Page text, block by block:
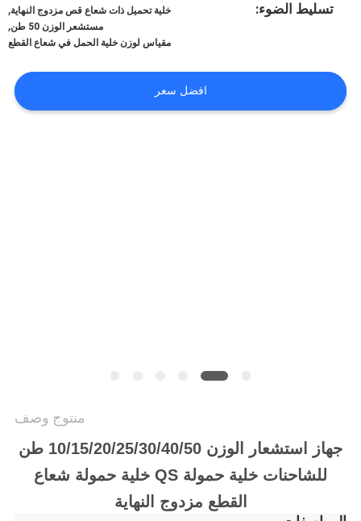
اقتباس
تسليط الضوء: خلية تحميل ذات شعاع قص مزدوج النهاية,
مستشعر الوزن 50 طن ,
مقياس لوزن خلية الحمل في شعاع القطع
افضل سعر
منتوج وصف
جهاز استشعار الوزن 10/15/20/25/30/40/50 طن
للشاحنات خلية حمولة QS خلية حمولة شعاع
القطع مزدوج النهاية